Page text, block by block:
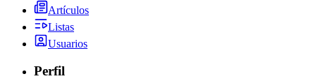
Artículos
Listas
Usuarios
Perfil